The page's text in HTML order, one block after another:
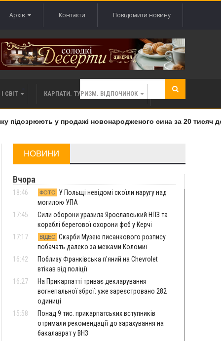
Архів Контакти Повідомити новину
СВІТ КАРПАТИ. ТУРИЗМ. ВІДПОЧИНОК
у продажі новонародженого сина за 20 тисяч
НОВИНИ
Вчора
18:46 ФОТО
У Польщі невідомі скоїли наругу над
могилою УПА
17:45
Сили оборони уразила Ярославський НПЗ та
кораблі берегової охорони фсб у Керчі
17:17
ВІДЕО Скарби Музею писанкового розпису
побачать далеко за межами Коломиї
16:42
Поблизу Франківська п'яний на Chevrolet
втікав від поліції
16:27
На Прикарпатті триває декларування
вогнепальної зброї: уже зареєстровано 282
одиниці
15:58
Понад 9 тис. прикарпатських вступників
отримали рекомендації до зарахування на
бакалаврат у ВНЗ